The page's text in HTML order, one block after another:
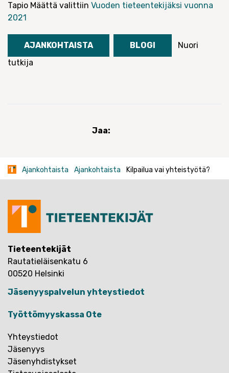
Tapio Määttä valittiin Vuoden tieteentekijäksi vuonna
2021
AJANKOHTAISTA BLOGI
Nuori
tutkija
Jaa:
Ajankohtaista Ajankohtaista Kilpailua vai yhteistyötä?
Tieteentekijät
Rautatieläisenkatu 6
00520 Helsinki
Jäsenyyspalvelun yhteystiedot
Työttömyyskassa Ote
Yhteystiedot
Jäsenyys
Jäsenyhdistykset